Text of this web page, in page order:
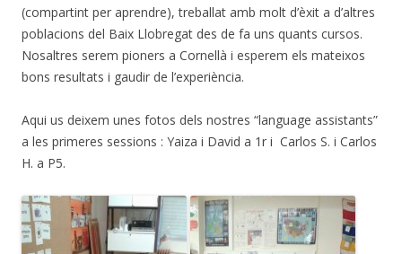
(compartint per aprendre), treballat amb molt d’èxit a d’altres
poblacions del Baix Llobregat des de fa uns quants cursos.
Nosaltres serem pioners a Cornellà i esperem els mateixos
bons resultats i gaudir de l’experiència.
Aqui us deixem unes fotos dels nostres “language assistants”
a les primeres sessions : Yaiza i David a 1r i Carlos S. i Carlos
H. a P5.